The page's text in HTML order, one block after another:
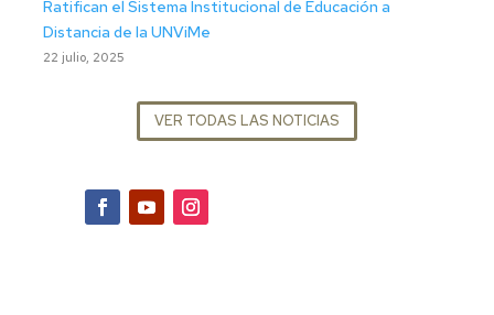
Ratifican el Sistema Institucional de Educación a
Distancia de la UNViMe
22 julio, 2025
VER TODAS LAS NOTICIAS